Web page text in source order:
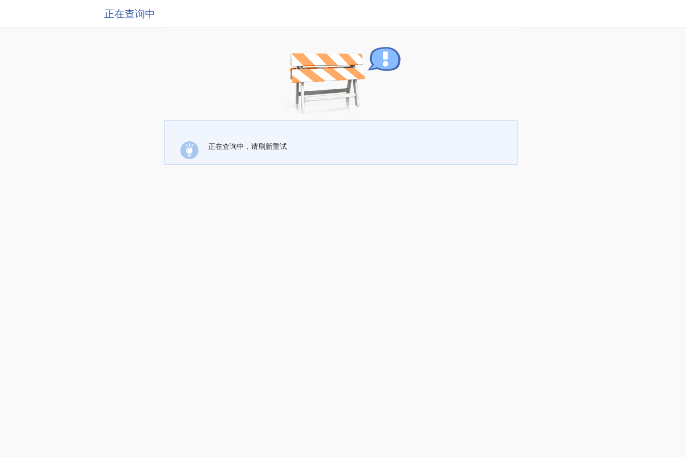
正在查询中
正在查询中，请刷新重试